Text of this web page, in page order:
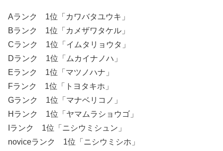
Aランク 1位「カワバタユウキ」
Bランク 1位「カメザワタケル」
Cランク 1位「イムタリョウタ」
Dランク 1位「ムカイナノハ」
Eランク 1位「マツノハナ」
Fランク 1位「トヨタキホ」
Gランク 1位「マナベリコノ」
Hランク 1位「ヤマムラショウゴ」
Iランク 1位「ニシウミシュン」
noviceランク 1位「ニシウミシホ」